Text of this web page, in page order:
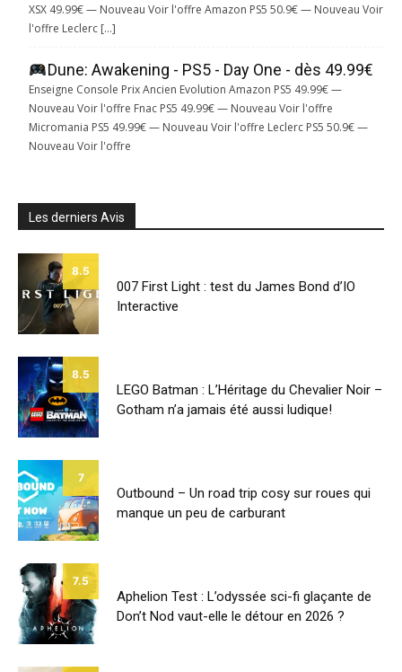
XSX 49.99€ — Nouveau Voir l'offre Amazon PS5 50.9€ — Nouveau Voir
l'offre Leclerc […]
Dune: Awakening - PS5 - Day One - dès 49.99€
Enseigne Console Prix Ancien Evolution Amazon PS5 49.99€ —
Nouveau Voir l'offre Fnac PS5 49.99€ — Nouveau Voir l'offre
Micromania PS5 49.99€ — Nouveau Voir l'offre Leclerc PS5 50.9€ —
Nouveau Voir l'offre
Les derniers Avis
8.5
007 First Light : test du James Bond d’IO
Interactive
8.5
LEGO Batman : L’Héritage du Chevalier Noir –
Gotham n’a jamais été aussi ludique!
7
Outbound – Un road trip cosy sur roues qui
manque un peu de carburant
7.5
Aphelion Test : L’odyssée sci-fi glaçante de
Don’t Nod vaut-elle le détour en 2026 ?